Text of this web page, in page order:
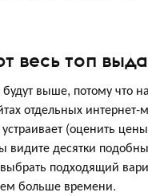
весь топ
выше, потому что
отдельных
(оценить
видите десятки
подходящий
больше времени.